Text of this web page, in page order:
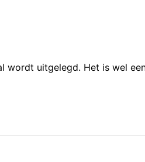
wordt uitgelegd. Het is wel